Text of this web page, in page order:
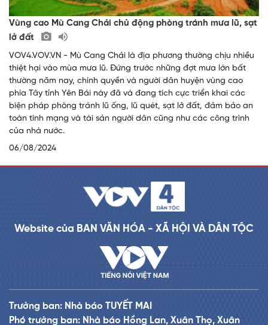
Vùng cao Mù Cang Chải chủ động phòng tránh mưa lũ, sạt
lở đất
VOV4.VOV.VN - Mù Cang Chải là địa phương thường chịu nhiều
thiệt hại vào mùa mưa lũ. Đứng trước những đợt mưa lớn bất
thường năm nay, chính quyền và người dân huyện vùng cao
phía Tây tỉnh Yên Bái này đã và đang tích cực triển khai các
biện pháp phòng tránh lũ ống, lũ quét, sạt lở đất, đảm bảo an
toàn tính mạng và tài sản người dân cũng như các công trình
của nhà nước.
06/08/2024
Website của BAN VĂN HÓA - XÃ HỘI VÀ DÂN TỘC
Trưởng ban: Nhà báo TUYẾT MAI
Phó trưởng ban: Nhà báo Hồng Lan, Xuân Thọ, Xuân